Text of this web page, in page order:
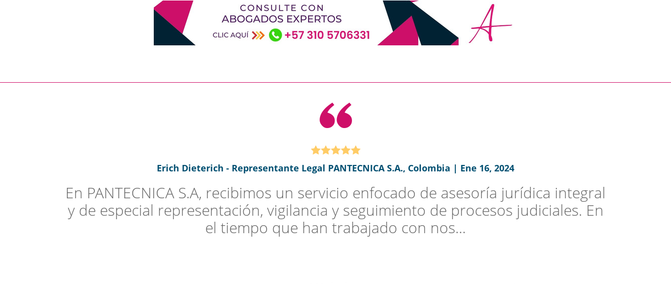
Erich Dieterich - Representante Legal PANTECNICA S.A., Colombia | Ene 16, 2024
En PANTECNICA S.A, recibimos un servicio enfocado de asesoría jurídica integral
y de especial representación, vigilancia y seguimiento de procesos judiciales. En
el tiempo que han trabajado con nos...